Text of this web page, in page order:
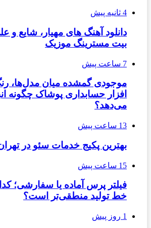
4 ثانیه پیش
دانلود آهنگ های مهیار، شایع و
بیت مسترینگ موزیک
7 ساعت پیش
موجودی گمشده میان مدل‌ها،
افزار حسابداری پوشاک چگونه
می‌دهد؟
13 ساعت پیش
بهترین پکیج خدمات سئو در
15 ساعت پیش
فیلتر پرس آماده یا سفارشی؛
خط تولید منطقی‌تر است؟
1 روز پیش